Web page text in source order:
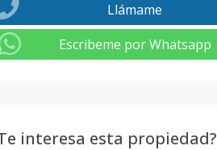
Llámame
Escribeme por Whatsapp
interesa esta propiedad?